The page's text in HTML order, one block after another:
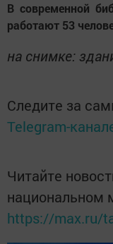
В современной
работают ­53
на снимке:
Следите за
Telegram-
Читайте
национальном
https://max.ru/